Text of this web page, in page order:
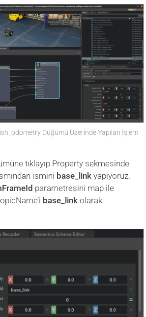
Düğümü Üzerinde Yapılan İşlem
tıklayıp Property sekmesinde
ismini base_link yapıyoruz.
parametresini map ile
base_link olarak